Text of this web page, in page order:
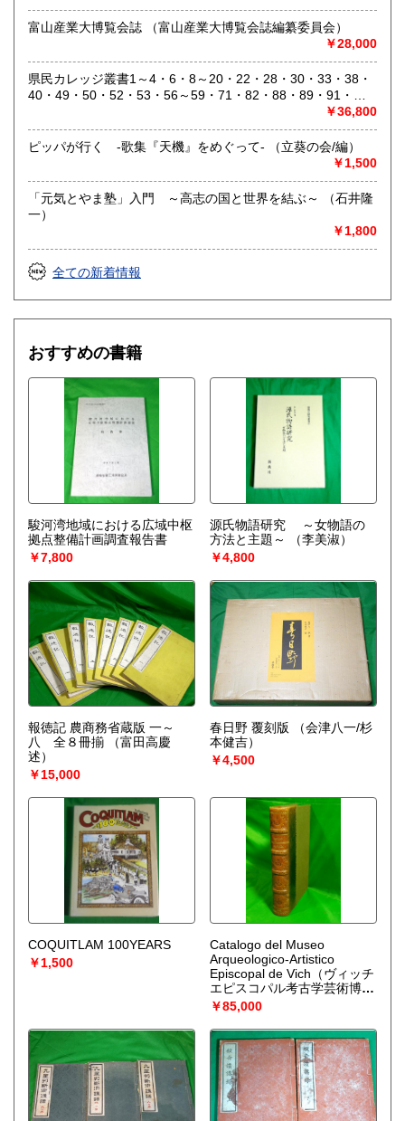
富山産業大博覧会誌 （富山産業大博覧会誌編纂委員会）
￥28,000
県民カレッジ叢書1～4・6・8～20・22・28・30・33・38・
40・49・50・52・53・56～59・71・82・88・89・91・
生涯学習カレッジ編）
￥36,800
ピッパが行く -歌集『天機』をめぐって- （立葵の会/編）
￥1,500
「元気とやま塾」入門 ～高志の国と世界を結ぶ～ （石井隆
一）
￥1,800
全ての新着情報
おすすめの書籍
駿河湾地域における広域中枢
拠点整備計画調査報告書
￥7,800
源氏物語研究 ～女物語の
方法と主題～
（李美淑）
￥4,800
報徳記 農商務省蔵版 一～
八 全８冊揃
（富田高慶
述）
￥15,000
春日野 覆刻版
（会津八一/杉
本健吉）
￥4,500
COQUITLAM 100YEARS
￥1,500
Catalogo del Museo
Arqueologico-Artistico
Episcopal de Vich（ヴィッチ
エピスコパル考古学芸術博物
館収蔵品目録）
￥85,000